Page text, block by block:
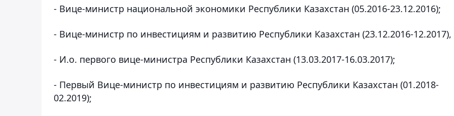
- Вице-министр национальной экономики Республики Казахстан (05.2016-23.12.2016);
- Вице-министр по инвестициям и развитию Республики Казахстан (23.12.2016-12.2017),
- И.о. первого вице-министра Республики Казахстан (13.03.2017-16.03.2017);
- Первый Вице-министр по инвестициям и развитию Республики Казахстан (01.2018-
02.2019);